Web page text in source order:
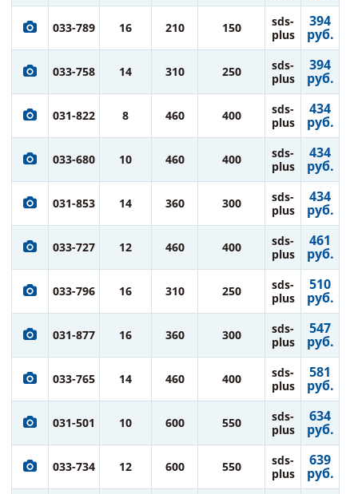
033-789 16 210 150
sds-
plus
394
руб.
033-758 14 310 250
sds-
plus
394
руб.
031-822 8 460 400
sds-
plus
434
руб.
033-680 10 460 400
sds-
plus
434
руб.
031-853 14 360 300
sds-
plus
434
руб.
033-727 12 460 400
sds-
plus
461
руб.
033-796 16 310 250
sds-
plus
510
руб.
031-877 16 360 300
sds-
plus
547
руб.
033-765 14 460 400
sds-
plus
581
руб.
031-501 10 600 550
sds-
plus
634
руб.
033-734 12 600 550
sds-
plus
639
руб.